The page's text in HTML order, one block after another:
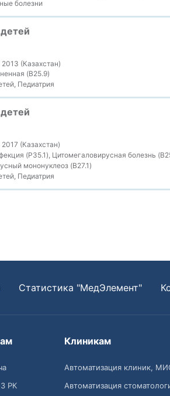
болезни
(Казахстан)
(B25.9)
Педиатрия
(Казахстан)
(P35.1), Цитомегаловирусная болезнь
мононуклеоз (B27.1)
Педиатрия
Статистика "МедЭлемент"
РК
Клиникам
Автоматизация клиник,
Автоматизация